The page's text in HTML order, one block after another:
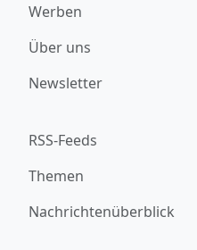
Werben
Über uns
Newsletter
RSS-Feeds
Themen
Nachrichtenüberblick